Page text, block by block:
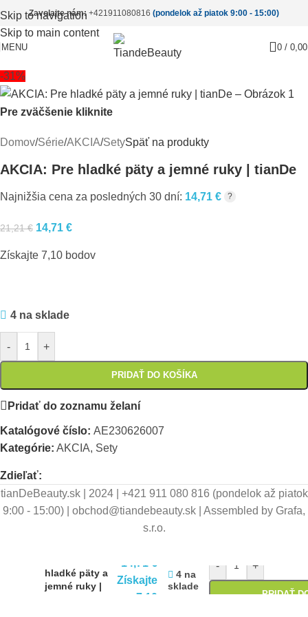
Skip to navigation
Skip to main content
Zavolajte nám: +421911080816 (pondelok až piatok 9:00 - 15:00)
MENU 0 /
-31%
Pre zväčšenie kliknite
Domov/Série/AKCIA/SetySpäť na produkty
AKCIA: Pre hladké päty a jemné ruky | tianDe
Najnižšia cena za posledných 30 dní: 14,71 € ?
21,21€ 14,71 €
Získajte 7,10 bodov
4 na sklade
- +
PRIDAŤ DO KOŠÍKA
Pridať do zoznamu želaní
Katalógové číslo: AE230626007
Kategórie: AKCIA, Sety
Zdieľať:
tianDeBeauty.sk | 2024 | +421 911 080 816 (pondelok až piatok
9:00 - 15:00) | obchod@tiandebeauty.sk | Assembled by Grafa,
s.r.o.
hladké päty a
jemné ruky |
14,71 €
Získajte
7,10
4 na
sklade
- +
PRIDAŤ